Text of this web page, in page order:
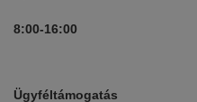
8:00-16:00
Ügyféltámogatás